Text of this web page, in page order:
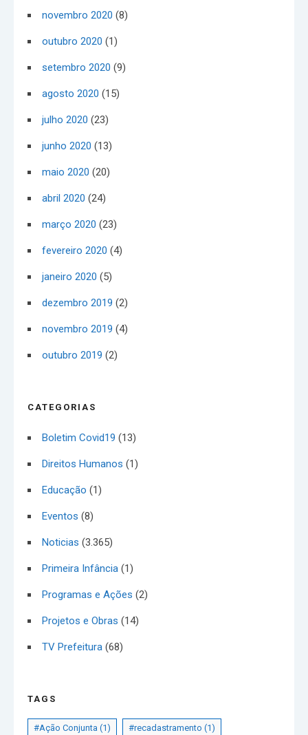
novembro 2020 (8)
outubro 2020 (1)
setembro 2020 (9)
agosto 2020 (15)
julho 2020 (23)
junho 2020 (13)
maio 2020 (20)
abril 2020 (24)
março 2020 (23)
fevereiro 2020 (4)
janeiro 2020 (5)
dezembro 2019 (2)
novembro 2019 (4)
outubro 2019 (2)
CATEGORIAS
Boletim Covid19 (13)
Direitos Humanos (1)
Educação (1)
Eventos (8)
Noticias (3.365)
Primeira Infância (1)
Programas e Ações (2)
Projetos e Obras (14)
TV Prefeitura (68)
TAGS
#Ação Conjunta (1) #recadastramento (1)